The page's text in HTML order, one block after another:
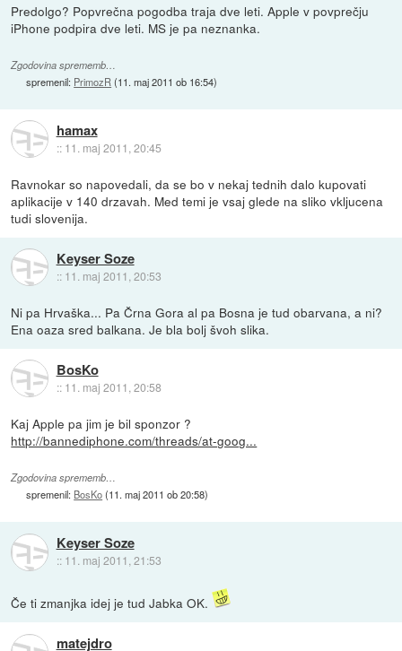
Predolgo? Popvrečna pogodba traja dve leti. Apple v povprečju
iPhone podpira dve leti. MS je pa neznanka.
Zgodovina sprememb…
spremenil: PrimozR (11. maj 2011 ob 16:54)
hamax
:: 11. maj 2011, 20:45
Ravnokar so napovedali, da se bo v nekaj tednih dalo kupovati
aplikacije v 140 drzavah. Med temi je vsaj glede na sliko vkljucena
tudi slovenija.
Keyser Soze
:: 11. maj 2011, 20:53
Ni pa Hrvaška... Pa Črna Gora al pa Bosna je tud obarvana, a ni?
Ena oaza sred balkana. Je bla bolj švoh slika.
BosKo
:: 11. maj 2011, 20:58
Kaj Apple pa jim je bil sponzor ?
http://bannediphone.com/threads/at-goog...
Zgodovina sprememb…
spremenil: BosKo(11. maj 2011 ob 20:58)
Keyser Soze
:: 11. maj 2011, 21:53
Če ti zmanjka idej je tud Jabka OK.
matejdro